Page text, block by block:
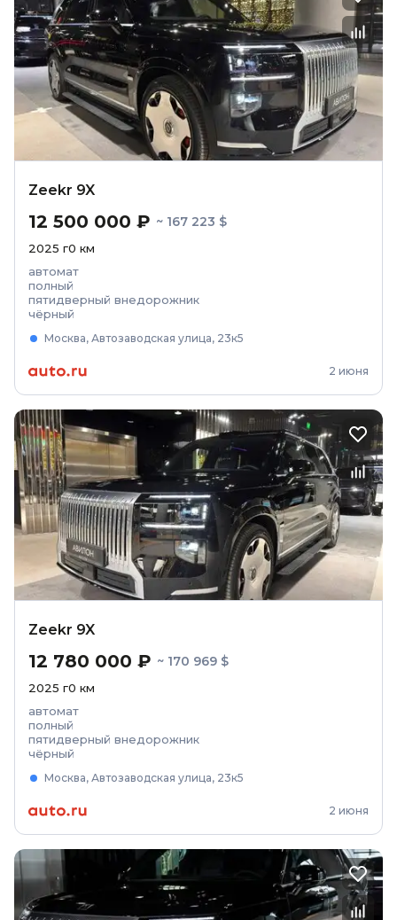
Zeekr 9X
12 500 000 ₽ ~ 167 223 $
2025 г0 км
автомат
полный
пятидверный внедорожник
чёрный
Москва, Автозаводская улица, 23к5
2 июня
Zeekr 9X
12 780 000 ₽ ~ 170 969 $
2025 г0 км
автомат
полный
пятидверный внедорожник
чёрный
Москва, Автозаводская улица, 23к5
2 июня